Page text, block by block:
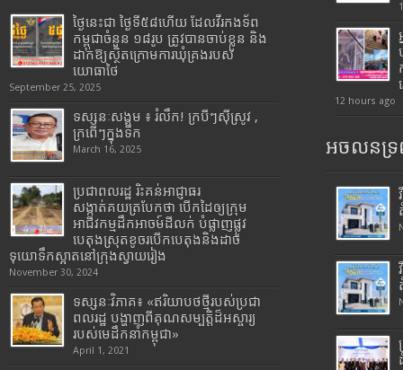
ថ្ងៃនេះជា ថ្ងៃទី៥៨ហើយ ដែលវីរកងទ័ព
កម្ពុជាចំនួន ១៨រូប ត្រូវបានចាប់ខ្លួន និង
ដាក់ឱ្យស្ថិតក្រោមការឃុំគ្រងរបស់
យោធាថៃ
September 25, 2025
ទស្សនៈសង្គម ៖ រំលឹក! ក្របីៗស៊ីស្រូវ ,
ក្រពើៗក្នុងទឹក
March 16, 2025
ប្រជាពលរដ្ឋ រិះគន់អាជ្ញាធរ
សង្កាត់គយត្របែកថា បើកដៃឲ្យក្រុម
អាជីវកម្មដឹកអាចម៍ដីលក់ បំផ្លាញផ្លូវ
បេតុងស្រុតខូចរបើកបេតុងនិងដាច់
ទុយោទឹកស្អាតនៅក្រុងស្វាយរៀង
November 30, 2024
ទស្សនៈវិភាគ៖ «ឥរិយាបថថ្មីរបស់ប្រជា
ពលរដ្ឋ បង្ហាញពីគុណសម្បត្តិដ៏អស្ចារ្យ
របស់មេដឹកនាំកម្ពុជា»
April 1, 2021
12 hours ago
អចលនទ្រ